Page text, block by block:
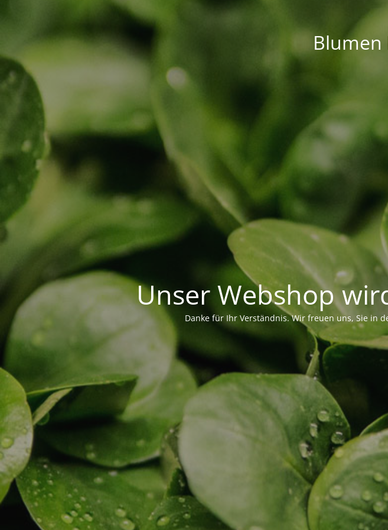
Unser Webshop
Danke für Ihr Verständnis. Wir freuen uns, Sie in